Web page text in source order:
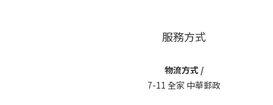
服務方式
物流方式 /
7-11 全家 中華郵政